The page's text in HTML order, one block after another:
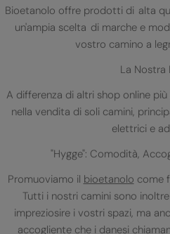
Bioetanolo offre prodotti di alta
un'ampia scelta di marche e
vostro camino a
La Nostra
A differenza di altri shop online
nella vendita di soli camini,
elettrici e
"Hygge": Comodità,
Promuoviamo il bioetanolo come
Tutti i nostri camini sono
impreziosire i vostri spazi, ma
accogliente che i danesi